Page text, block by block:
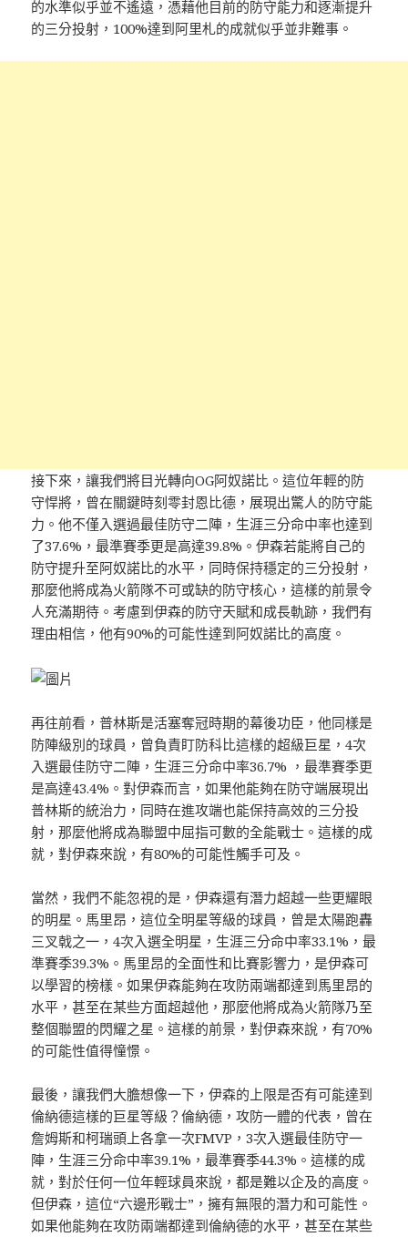
的水準似乎並不遙遠，憑藉他目前的防守能力和逐漸提升
的三分投射，100%達到阿里札的成就似乎並非難事。
接下來，讓我們將目光轉向OG阿奴諾比。這位年輕的防
守悍將，曾在關鍵時刻零封恩比德，展現出驚人的防守能
力。他不僅入選過最佳防守二陣，生涯三分命中率也達到
了37.6%，最準賽季更是高達39.8%。伊森若能將自己的
防守提升至阿奴諾比的水平，同時保持穩定的三分投射，
那麼他將成為火箭隊不可或缺的防守核心，這樣的前景令
人充滿期待。考慮到伊森的防守天賦和成長軌跡，我們有
理由相信，他有90%的可能性達到阿奴諾比的高度。
再往前看，普林斯是活塞奪冠時期的幕後功臣，他同樣是
防陣級別的球員，曾負責盯防科比這樣的超級巨星，4次
入選最佳防守二陣，生涯三分命中率36.7% ，最準賽季更
是高達43.4%。對伊森而言，如果他能夠在防守端展現出
普林斯的統治力，同時在進攻端也能保持高效的三分投
射，那麼他將成為聯盟中屈指可數的全能戰士。這樣的成
就，對伊森來說，有80%的可能性觸手可及。
當然，我們不能忽視的是，伊森還有潛力超越一些更耀眼
的明星。馬里昂，這位全明星等級的球員，曾是太陽跑轟
三叉戟之一，4次入選全明星，生涯三分命中率33.1%，最
準賽季39.3%。馬里昂的全面性和比賽影響力，是伊森可
以學習的榜樣。如果伊森能夠在攻防兩端都達到馬里昂的
水平，甚至在某些方面超越他，那麼他將成為火箭隊乃至
整個聯盟的閃耀之星。這樣的前景，對伊森來說，有70%
的可能性值得憧憬。
最後，讓我們大膽想像一下，伊森的上限是否有可能達到
倫納德這樣的巨星等級？倫納德，攻防一體的代表，曾在
詹姆斯和柯瑞頭上各拿一次FMVP，3次入選最佳防守一
陣，生涯三分命中率39.1%，最準賽季44.3%。這樣的成
就，對於任何一位年輕球員來說，都是難以企及的高度。
但伊森，這位“六邊形戰士”，擁有無限的潛力和可能性。
如果他能夠在攻防兩端都達到倫納德的水平，甚至在某些